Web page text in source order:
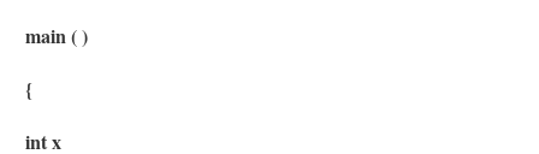
main ( )
{
int x